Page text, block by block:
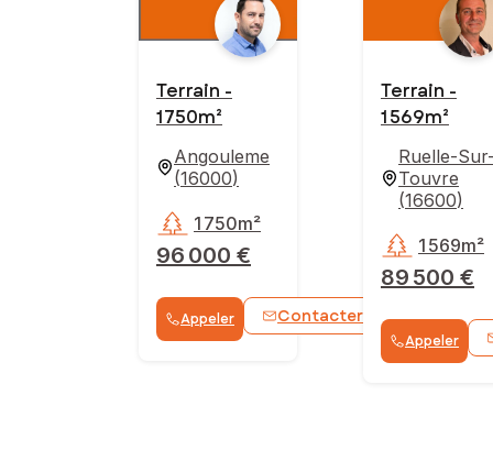
Terrain -
1 750m²
Angouleme
(16000)
96 000 €
1 750m²
Appeler Contacter WhatsApp
Terrain -
1 569m²
Ruelle-
Touvre
(16600)
89 500 €
1 569m²
Appeler